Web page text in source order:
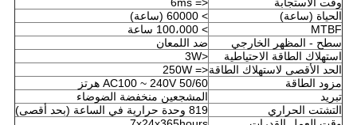
وقت الاستجابة
<= 6ms
الحياة (ساعة)
> 60000 (ساعة)
MTBF
> 100،000 ساعة
سطح - المظهر الخارجي
ضد اللمعان
استهلاك الطاقة الاحتياطية
<3W
الحد الأقصى لاستهلاك الطاقة<= 250W
مزود الطاقة
AC100 ~ 240V 50/60 هرتز
تبريد
المشجعين منخفضة الضوضاء
التشتت الحراري
819 وحدة حرارية في الساعة (بحد أقصى)